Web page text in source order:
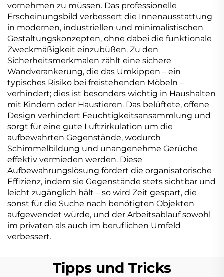
vornehmen zu müssen. Das professionelle
Erscheinungsbild verbessert die Innenausstattung
in modernen, industriellen und minimalistischen
Gestaltungskonzepten, ohne dabei die funktionale
Zweckmäßigkeit einzubüßen. Zu den
Sicherheitsmerkmalen zählt eine sichere
Wandverankerung, die das Umkippen – ein
typisches Risiko bei freistehenden Möbeln –
verhindert; dies ist besonders wichtig in Haushalten
mit Kindern oder Haustieren. Das belüftete, offene
Design verhindert Feuchtigkeitsansammlung und
sorgt für eine gute Luftzirkulation um die
aufbewahrten Gegenstände, wodurch
Schimmelbildung und unangenehme Gerüche
effektiv vermieden werden. Diese
Aufbewahrungslösung fördert die organisatorische
Effizienz, indem sie Gegenstände stets sichtbar und
leicht zugänglich hält – so wird Zeit gespart, die
sonst für die Suche nach benötigten Objekten
aufgewendet würde, und der Arbeitsablauf sowohl
im privaten als auch im beruflichen Umfeld
verbessert.
Tipps und Tricks